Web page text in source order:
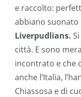
e raccolto:
abbiano
Liverpudlians.
città. E sono
incontrato e che
anche l’Italia,
Chiassosa e di